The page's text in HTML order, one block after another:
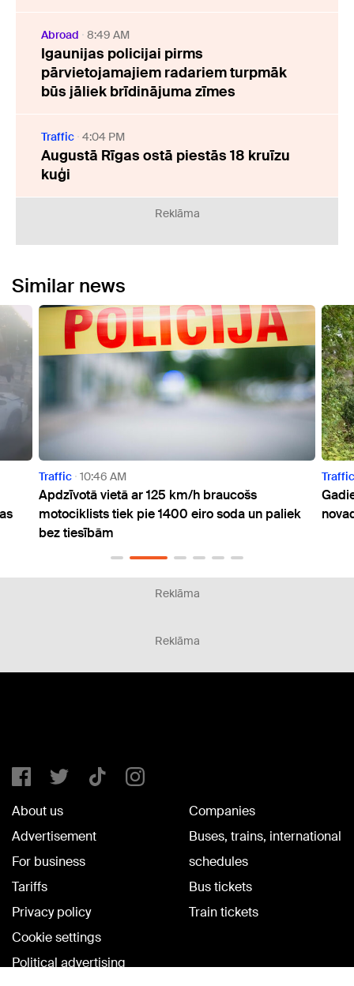
Abroad 8:49 AM
Igaunijas policijai pirms
pārvietojamajiem radariem turpmāk
būs jāliek brīdinājuma zīmes
Traffic 4:04 PM
Augustā Rīgas ostā piestās 18 kruīzu
kuģi
Reklāma
Similar news
ar 125 km/h braucošs
pie 1400 eiro soda un paliek
Gadiem atstāti novārtā
novadā glābj nolietotos
Reklāma
Reklāma
About us
Advertisement
For business
Tariffs
Privacy policy
Cookie settings
Political advertising
Companies
Buses, trains, international
schedules
Bus tickets
Train tickets